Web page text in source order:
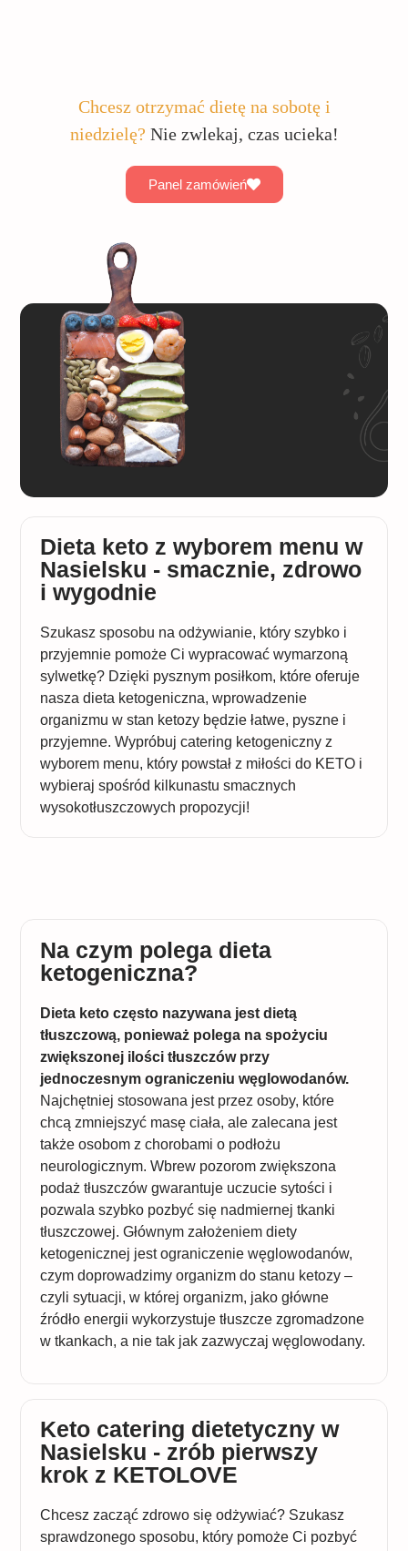
Chcesz otrzymać dietę na sobotę i
niedzielę? Nie zwlekaj, czas ucieka!
Panel zamówień
Dieta keto z wyborem menu w
Nasielsku - smacznie, zdrowo
i wygodnie
Szukasz sposobu na odżywianie, który szybko i
przyjemnie pomoże Ci wypracować wymarzoną
sylwetkę? Dzięki pysznym posiłkom, które oferuje
nasza dieta ketogeniczna, wprowadzenie
organizmu w stan ketozy będzie łatwe, pyszne i
przyjemne. Wypróbuj catering ketogeniczny z
wyborem menu, który powstał z miłości do KETO i
wybieraj spośród kilkunastu smacznych
wysokotłuszczowych propozycji!
Na czym polega dieta
ketogeniczna?
Dieta keto często nazywana jest dietą
tłuszczową, ponieważ polega na spożyciu
zwiększonej ilości tłuszczów przy
jednoczesnym ograniczeniu węglowodanów.
Najchętniej stosowana jest przez osoby, które
chcą zmniejszyć masę ciała, ale zalecana jest
także osobom z chorobami o podłożu
neurologicznym. Wbrew pozorom zwiększona
podaż tłuszczów gwarantuje uczucie sytości i
pozwala szybko pozbyć się nadmiernej tkanki
tłuszczowej. Głównym założeniem diety
ketogenicznej jest ograniczenie węglowodanów,
czym doprowadzimy organizm do stanu ketozy –
czyli sytuacji, w której organizm, jako główne
źródło energii wykorzystuje tłuszcze zgromadzone
w tkankach, a nie tak jak zazwyczaj węglowodany.
Keto catering dietetyczny w
Nasielsku - zrób pierwszy
krok z KETOLOVE
Chcesz zacząć zdrowo się odżywiać? Szukasz
sprawdzonego sposobu, który pomoże Ci pozbyć